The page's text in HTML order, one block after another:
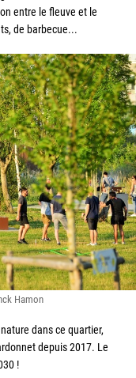
entre le fleuve et le
de barbecue...
Hamon
dans ce quartier,
depuis 2017. Le
!